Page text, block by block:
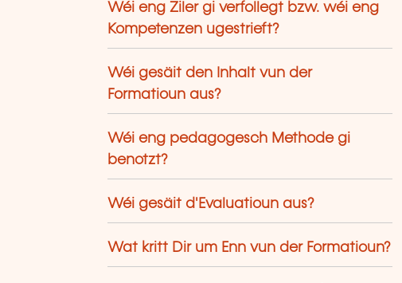
Wéi eng Ziler gi verfollegt bzw. wéi eng
Kompetenzen ugestrieft?
Wéi gesäit den Inhalt vun der
Formatioun aus?
Wéi eng pedagogesch Methode gi
benotzt?
Wéi gesäit d'Evaluatioun aus?
Wat kritt Dir um Enn vun der Formatioun?